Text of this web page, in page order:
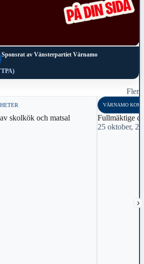
Sponsrat av Vänsterpartiet Värnamo
Fler
›
skolkök och matsal
VÄRNAMO
Fullmäktige
25 oktober,